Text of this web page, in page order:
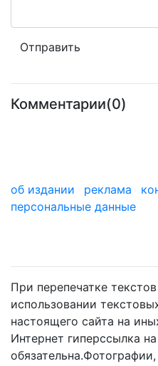
Комментарии(0)
об издании реклама
персональные данные
При перепечатке
использовании
настоящего сайта на
Интернет гиперссылка